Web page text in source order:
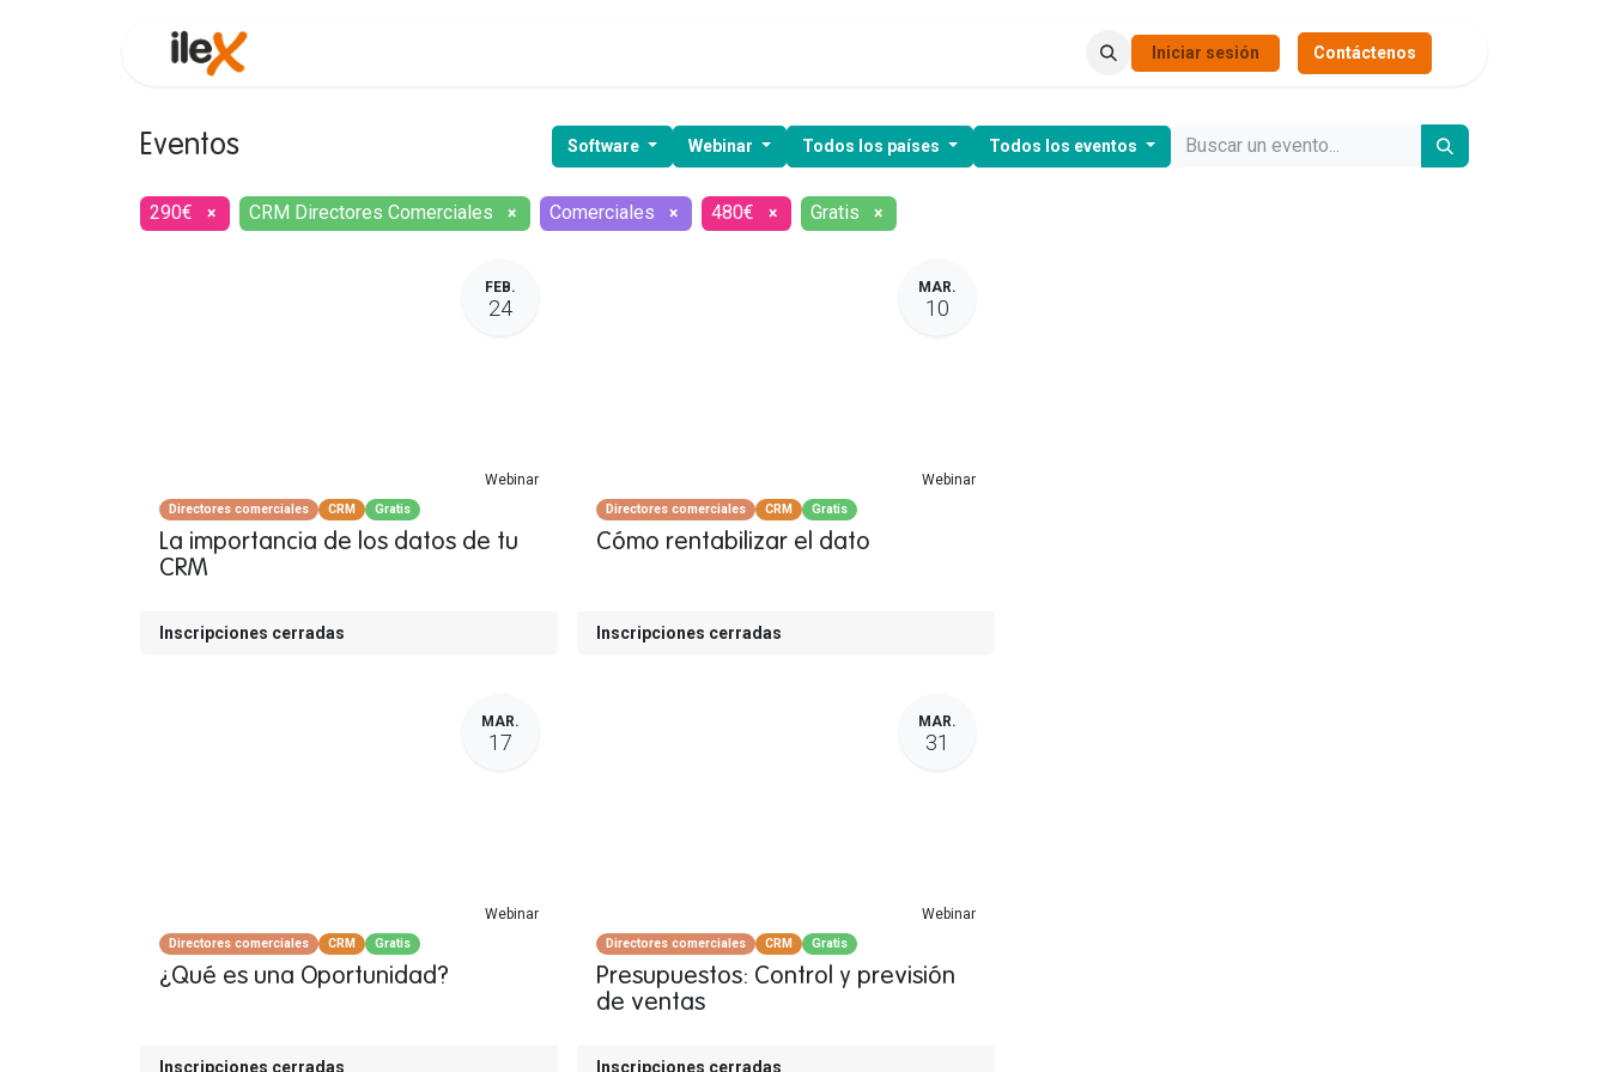
Iniciar sesión Contáctenos
Eventos Software Webinar Todos los países Todos los eventos
290€ × CRM Directores Comerciales × Comerciales × 480€ × Gratis ×
FEB.
24
Webinar
Directores comerciales CRM Gratis
La importancia de los datos de tu
CRM
Inscripciones cerradas
MAR.
10
Webinar
Directores comerciales CRM Gratis
Cómo rentabilizar el dato
Inscripciones cerradas
MAR.
17
Webinar
Directores comerciales CRM Gratis
¿Qué es una Oportunidad?
Inscripciones cerradas
MAR.
31
Webinar
Directores comerciales CRM Gratis
Presupuestos: Control y previsión
de ventas
Inscripciones cerradas